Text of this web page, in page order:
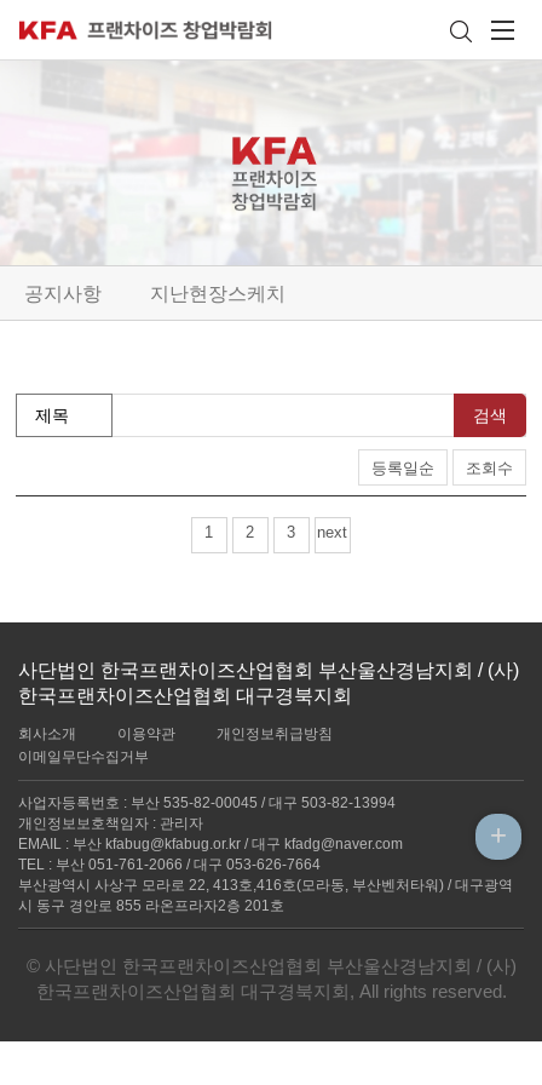
+
공지사항 지난현장스케치
검색
등록일순 조회수
1 2 3 next
사단법인 한국프랜차이즈산업협회 부산울산경남지회 / (사)
한국프랜차이즈산업협회 대구경북지회
회사소개 이용약관
개인정보취급방침
이메일무단수집거부
사업자등록번호 : 부산 535-82-00045 / 대구 503-82-13994
개인정보보호책임자 : 관리자
EMAIL : 부산 kfabug@kfabug.or.kr / 대구 kfadg@naver.com
TEL : 부산 051-761-2066 / 대구 053-626-7664
부산광역시 사상구 모라로 22, 413호,416호(모라동, 부산벤처타워) / 대구광역
시 동구 경안로 855 라온프라자2층 201호
© 사단법인 한국프랜차이즈산업협회 부산울산경남지회 / (사)
한국프랜차이즈산업협회 대구경북지회, All rights reserved.